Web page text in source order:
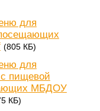
для
(805 КБ)
для
с пищевой
МБДОУ
КБ)